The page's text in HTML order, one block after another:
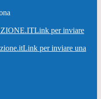
Link per inviare
Link per inviare una